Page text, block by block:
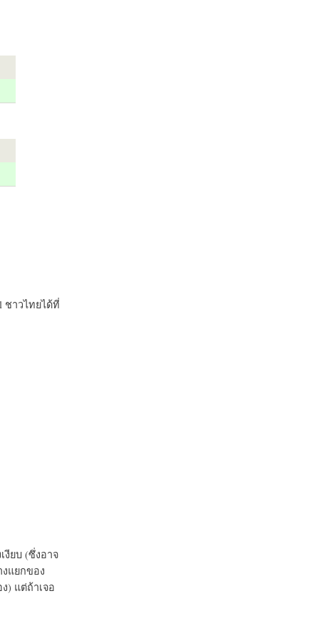
ชาวไทยได้ที่
งียบ (ซึ่งอาจ
งแยกของ
) แต่ถ้าเจอ